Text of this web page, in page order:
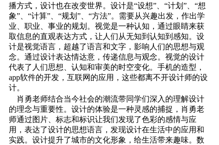
播方式，设计也在改变世界。设计是“设想”、“计划”、“想
象”、“计算”、“规划”、“方法”。需要从兴趣出发，作出学
业、职业、事业的规划。视觉是一种认知，通过眼睛来获
取信息的直观表达方式，让人们从无知到认知到感知。设
计是视觉语言，超越了语言和文字，影响人们的思想与观
念。通过设计表达情达意，传递信息与观念。视觉的设计
代表了人们思想、认知和审美的时空变化。手机的造型，
app软件的开发，互联网的应用，这些都离不开设计师的设
计。
肖勇老师结合当今社会的潮流带同学们深入的理解设计
的理念与重要性。设计的体验是一种灵感的捕捉，肖勇老
师通过图片、标志和标识让我们发现了色彩的感情与应
用，表达了设计的思想语言，发现设计在生活中的应用和
实践。设计提升了城市的文化形象，给生活带来趣味。数